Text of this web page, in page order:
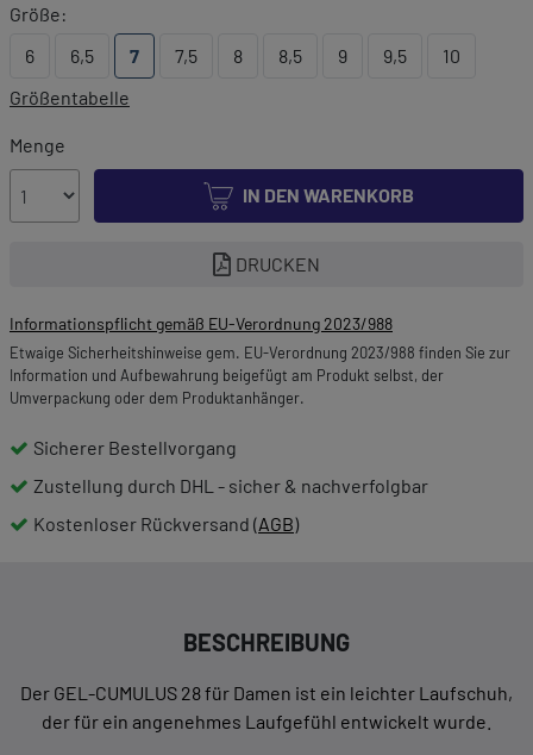
Größe:
6
6,5 7 7,5 8 8,5 9 9,5
10
Größentabelle
Menge
IN DEN WARENKORB
DRUCKEN
Informationspflicht gemäß EU-Verordnung 2023/988
Etwaige Sicherheitshinweise gem. EU-Verordnung 2023/988 finden Sie zur
Information und Aufbewahrung beigefügt am Produkt selbst, der
Umverpackung oder dem Produktanhänger.
Sicherer Bestellvorgang
Zustellung durch DHL - sicher & nachverfolgbar
Kostenloser Rückversand (AGB)
BESCHREIBUNG
Der GEL-CUMULUS 28 für Damen ist ein leichter Laufschuh,
der für ein angenehmes Laufgefühl entwickelt wurde.